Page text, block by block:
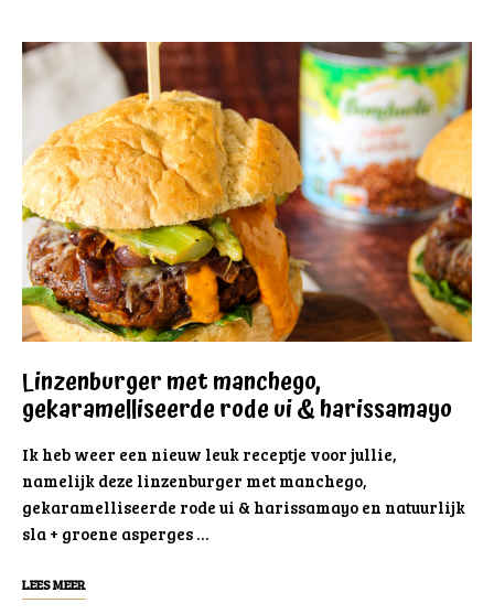
Linzenburger met manchego,
gekaramelliseerde rode ui & harissamayo
Ik heb weer een nieuw leuk receptje voor jullie,
namelijk deze linzenburger met manchego,
gekaramelliseerde rode ui & harissamayo en natuurlijk
sla + groene asperges …
LEES MEER